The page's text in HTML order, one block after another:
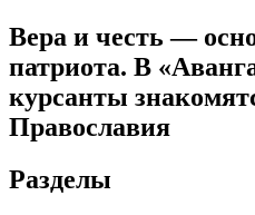
Вера и честь —
патриота. В
курсанты
Православия
Разделы